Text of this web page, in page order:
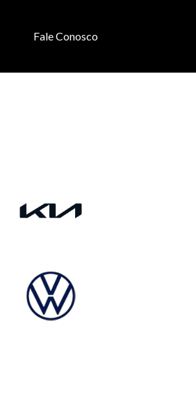
Fale Conosco